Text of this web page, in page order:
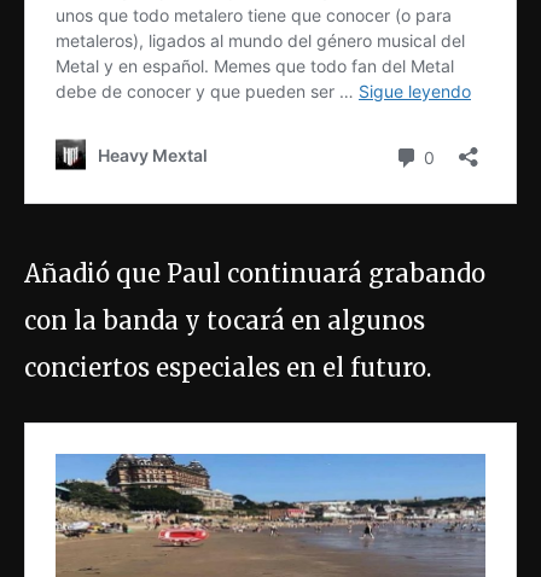
Añadió que Paul continuará grabando
con la banda y tocará en algunos
conciertos especiales en el futuro.